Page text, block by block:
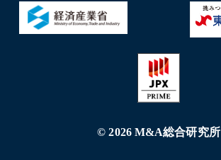
© 2026 M&A総合研究所